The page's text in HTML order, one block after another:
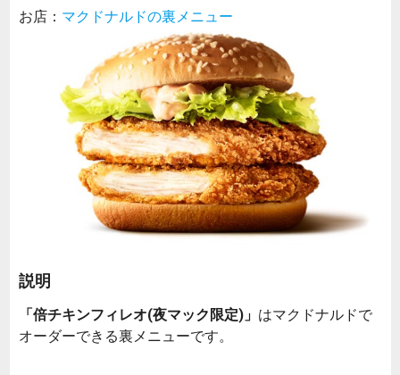
お店： マクドナルドの裏メニュー
説明
「倍チキンフィレオ(夜マック限定)」 はマクドナルドで
オーダーできる裏メニューです。